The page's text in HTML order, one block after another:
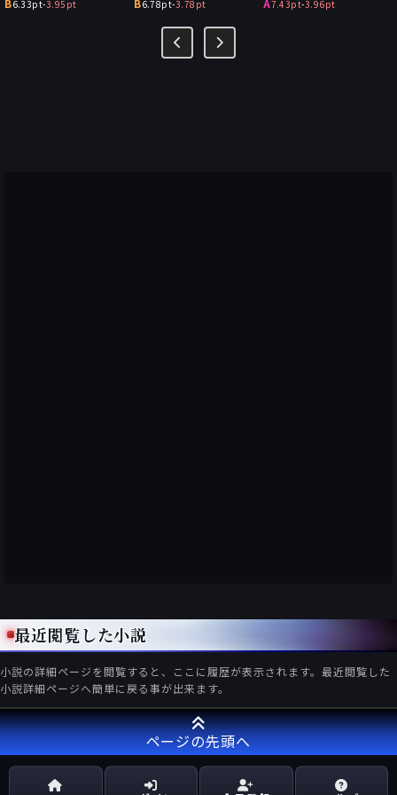
B6.33pt-3.95pt B6.78pt-3.78pt A7.43pt-3.96pt
最近閲覧した小説
小説の詳細ページを閲覧すると、ここに履歴が表示されます。最近閲覧した
小説詳細ページへ簡単に戻る事が出来ます。
ページの先頭へ